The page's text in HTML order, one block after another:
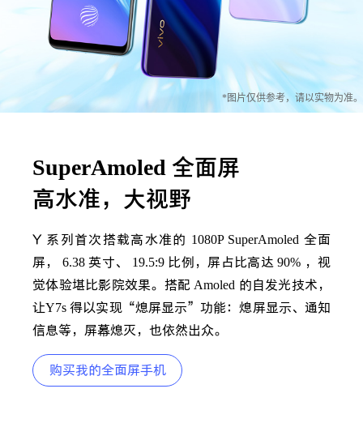
X70 Pro
S10e
S9 S9e
Y53s
iQOO Neo5S
vivo WATCH 2 vivo TWS 2
vivo WATCH
*图片仅供参考，请以实物为准。
SuperAmoled 全面屏
高水准，大视野
Y 系列首次搭载高水准的 1080P SuperAmoled 全面
屏，
6.38英寸、 19.5:9 比例，屏占比高达90% ，视
觉体验堪比影院效果。搭配 Amoled 的自发光技术，
让Y7s得以实现“熄屏显示”功能：熄屏显示、通知
信息等，屏幕熄灭，也依然出众。
购买我的全面屏手机